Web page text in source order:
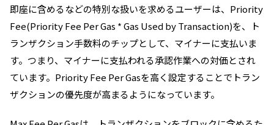
即座に含めるなどの特別な扱いを求めるユーザーは、 Priority
Fee(Priority Fee Per Gas * Gas Used by Transaction)を、ト
ランザクション手数料のチップとして、マイナーに支払いま
す。つまり、マイナーに支払われる承認作業への対価とされ
ています。 Priority Fee Per Gasを高く設定することでトラン
ザクションの優先度が高まるようになっています。